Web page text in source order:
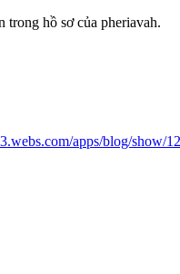
trong hồ sơ của pheriavah.
apps/blog/show/